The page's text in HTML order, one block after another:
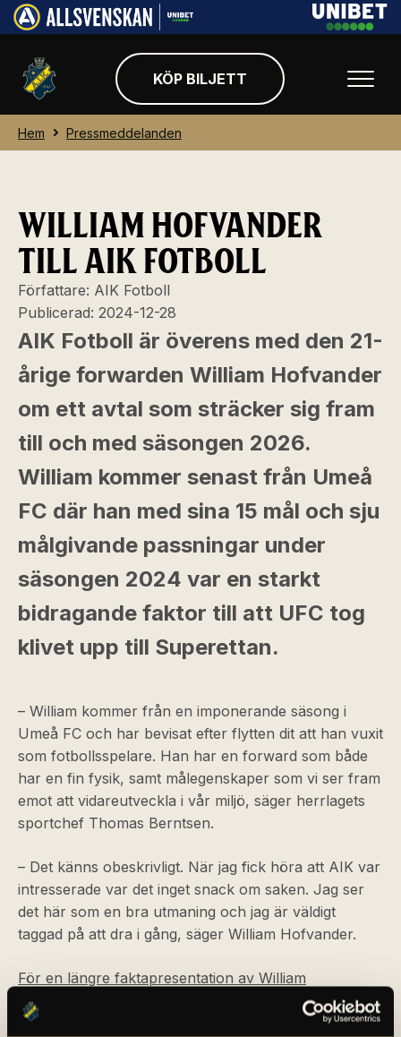
KÖP BILJETT
Hem Pressmeddelanden
WILLIAM HOFVANDER
TILL AIK FOTBOLL
Författare: AIK Fotboll
Publicerad: 2024-12-28
AIK Fotboll är överens med den 21-
årige forwarden William Hofvander
om ett avtal som sträcker sig fram
till och med säsongen 2026.
William kommer senast från Umeå
FC där han med sina 15 mål och sju
målgivande passningar under
säsongen 2024 var en starkt
bidragande faktor till att UFC tog
klivet upp till Superettan.
– William kommer från en imponerande säsong i
Umeå FC och har bevisat efter flytten dit att han vuxit
som fotbollsspelare. Han har en forward som både
har en fin fysik, samt målegenskaper som vi ser fram
emot att vidareutveckla i vår miljö, säger herrlagets
sportchef Thomas Berntsen.
– Det känns obeskrivligt. När jag fick höra att AIK var
intresserade var det inget snack om saken. Jag ser
det här som en bra utmaning och jag är väldigt
taggad på att dra i gång, säger William Hofvander.
För en längre faktapresentation av William
Hofvander, se det bifogade materialet i detta
pressmeddelande.